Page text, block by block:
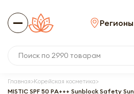
Главная Корейская косметика
MISTIC SPF 50 PA+++ Sunblock Safety